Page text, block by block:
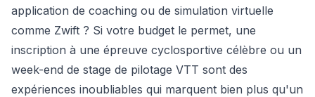
application de coaching ou de simulation virtuelle
comme Zwift ? Si votre budget le permet, une
inscription à une épreuve cyclosportive célèbre ou un
week-end de stage de pilotage VTT sont des
expériences inoubliables qui marquent bien plus qu'un